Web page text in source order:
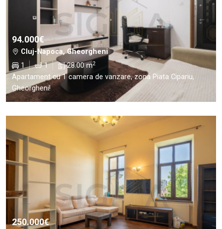
94.000€
Cluj-Napoca, Gheorgheni
1
1 28.00 m2
Apartament cu 1 camera de vanzare, zona Piata Cipariu,
Gheorgheni!
250.000€